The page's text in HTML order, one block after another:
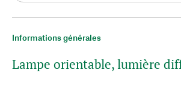
Informations générales
Lampe orientable, lumière